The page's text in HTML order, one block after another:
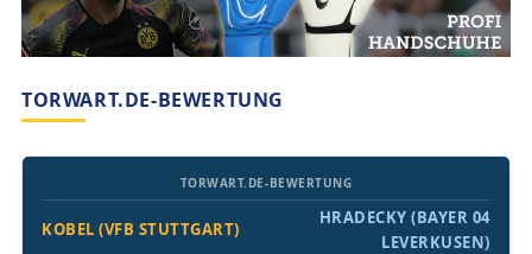
TORWART.DE-BEWERTUNG
KOBEL (VFB STUTTGART)
TORWART.DE-BEWERTUNG
HRADECKY (BAYER 04
LEVERKUSEN)